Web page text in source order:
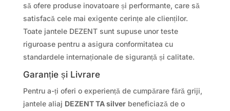
să ofere produse inovatoare și performante, care să
satisfacă cele mai exigente cerințe ale clienților.
Toate jantele DEZENT sunt supuse unor teste
riguroase pentru a asigura conformitatea cu
standardele internaționale de siguranță și calitate.
Garanție și Livrare
Pentru a-ți oferi o experiență de cumpărare fără griji,
jantele aliaj DEZENT TA silverbeneficiază de o